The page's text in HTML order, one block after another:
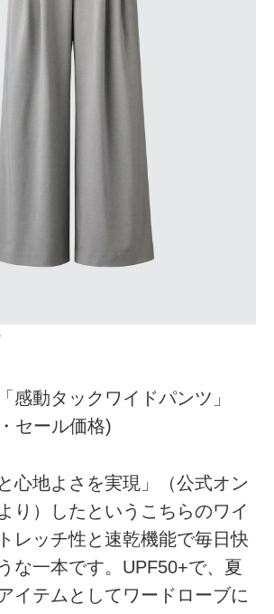
感動タックワイドパンツ」
セール価格)
心地よさを実現」（公式オン
り）したというこちらのワイ
レッチ性と速乾機能で毎日快
な一本です。UPF50+で、夏
イテムとしてワードローブに